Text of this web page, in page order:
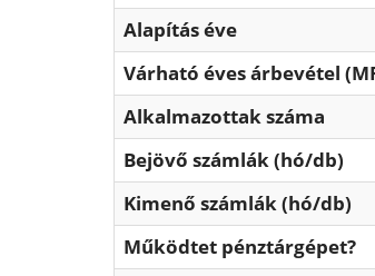
Alapítás éve
Várható éves árbevétel
Alkalmazottak száma
Bejövő számlák (hó/db)
Kimenő számlák (hó/db)
Működtet pénztárgépet?